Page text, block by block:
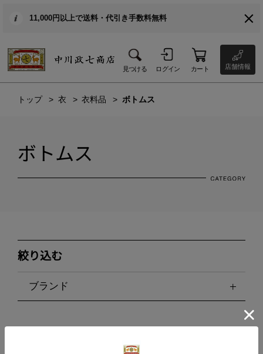
11,000円以上で送料・代引き手数料無料
見つける ログイン カート 店舗情報
トップ 衣 衣料品 ボトムス
ボトムス
絞り込む
ブランド